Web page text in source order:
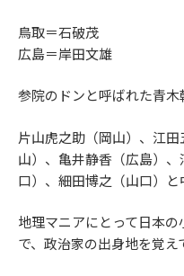
鳥取＝石破茂
広島＝岸田文雄
参院のドンと呼ばれた青木
片山虎之助（岡山）、江
山）、亀井静香（広島）
口）、細田博之（山口）と
地理マニアにとって日本
で、政治家の出身地を覚え